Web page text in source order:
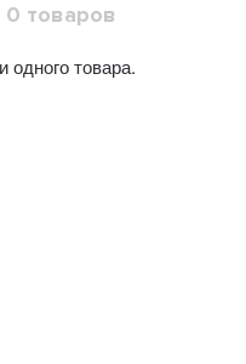
0 товаров
одного товара.